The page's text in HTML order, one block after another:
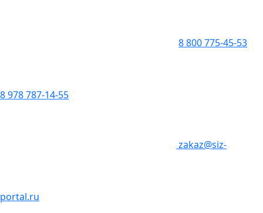
8 800 775-45-53
8 978 787-14-55
zakaz@siz-
portal.ru